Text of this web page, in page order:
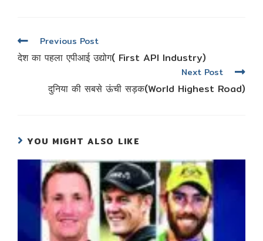
Read
more
articles
Previous Post
देश का पहला एपीआई उद्योग( First API Industry)
Next Post
दुनिया की सबसे ऊंची सड़क(World Highest Road)
YOU MIGHT ALSO LIKE